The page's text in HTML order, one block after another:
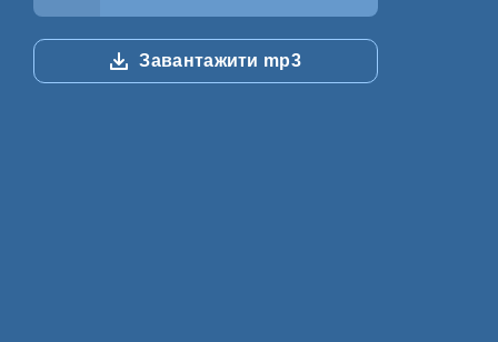
Завантажити mp3